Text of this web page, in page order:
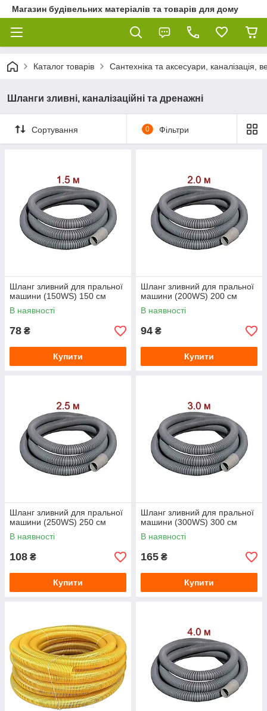
Магазин будівельних матеріалів та товарів для дому
Каталог товарів Сантехніка та аксесуари, каналізація,
Шланги зливні, каналізаційні та дренажні
Сортування 0 Фільтри
Шланг зливний для пральної
машини (150WS) 150 см
В наявності
78 ₴
Купити
Шланг зливний для пральної
машини (200WS) 200 см
В наявності
94 ₴
Купити
Шланг зливний для пральної
машини (250WS) 250 см
В наявності
108 ₴
Купити
Шланг зливний для пральної
машини (300WS) 300 см
В наявності
165 ₴
Купити